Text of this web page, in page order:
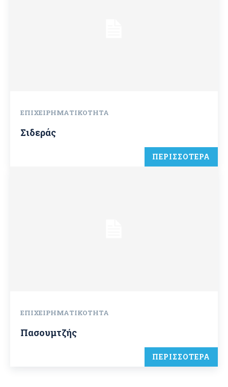
ΕΠΙΧΕΙΡΗΜΑΤΙΚΌΤΗΤΑ
Σιδεράς
ΠΕΡΙΣΣΟΤΕΡΑ
ΕΠΙΧΕΙΡΗΜΑΤΙΚΌΤΗΤΑ
Πασουμτζής
ΠΕΡΙΣΣΟΤΕΡΑ